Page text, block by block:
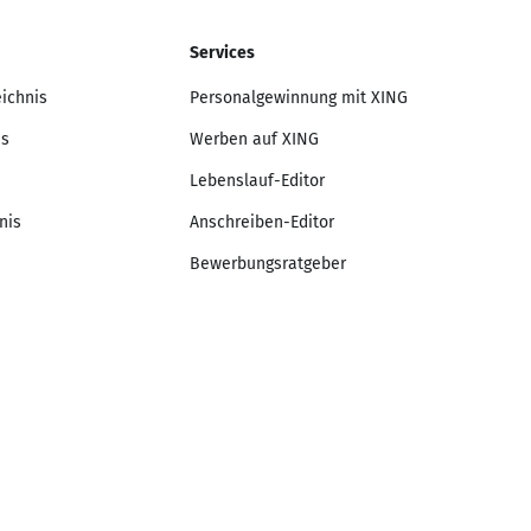
Services
Personalgewinnung mit XING
Werben auf XING
Lebenslauf-Editor
Anschreiben-Editor
Bewerbungsratgeber